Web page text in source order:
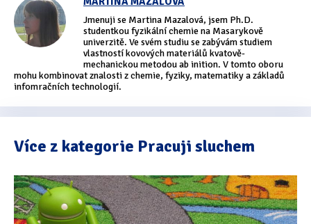
Jmenuji se Martina Mazalová, jsem Ph.D.
studentkou fyzikální chemie na Masarykově
univerzitě. Ve svém studiu se zabývám studiem
vlastností kovových materiálů kvatově-
mechanickou metodou ab inition. V tomto oboru
mohu kombinovat znalosti z chemie, fyziky, matematiky a základů
infomračních technologií.
Více z kategorie Pracuji sluchem